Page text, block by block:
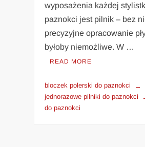
wyposażenia każdej
paznokci jest pilnik – bez
precyzyjne opracowanie
byłoby niemożliwe. W …
READ MORE
bloczek polerski do paznokci
jednorazowe pilniki do paznokci
do paznokci